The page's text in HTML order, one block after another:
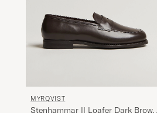
MYRQVIST
Stenhammar II Loafer Dark Brown